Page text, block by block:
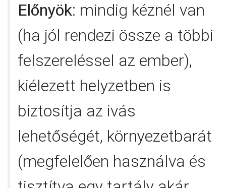
Előnyök: mindig kéznél van
(ha jól rendezi össze a többi
felszereléssel az ember),
kiélezett helyzetben is
biztosítja az ivás
lehetőségét, környezetbarát
(megfelelően használva és